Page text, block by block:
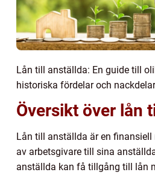
Lån till anställda: En guide till
historiska fördelar och nackdelar
Översikt över lån
Lån till anställda är en
av arbetsgivare till sina
anställda kan få tillgång till lån